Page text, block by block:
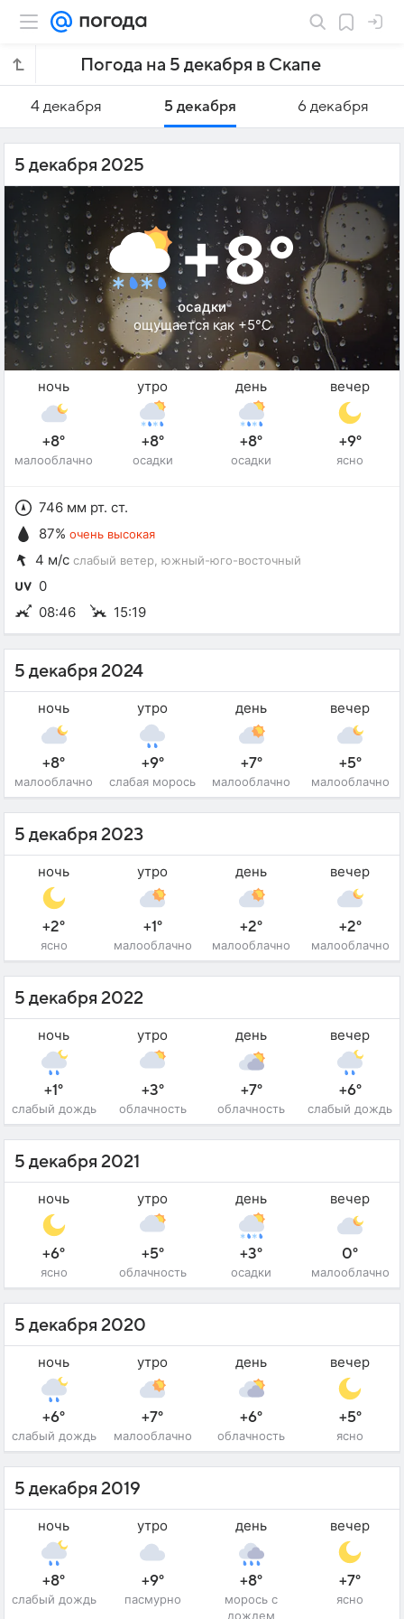
Погода на 5 декабря в Скапе
4 декабря 5 декабря 6 декабря
5 декабря 2025
+8°
осадки
ощущается как +5°C
ночь
+8°
малооблачно
утро
+8°
осадки
день
+8°
осадки
вечер
+9°
ясно
746 мм рт. ст.
87% очень высокая
4 м/с слабый ветер , южный-юго-восточный
0
08:46
15:19
5 декабря 2024
ночь
+8°
малооблачно
утро
+9°
слабая морось
день
+7°
малооблачно
вечер
+5°
малооблачно
5 декабря 2023
ночь
+2°
ясно
утро
+1°
малооблачно
день
+2°
малооблачно
вечер
+2°
малооблачно
5 декабря 2022
ночь
+1°
слабый дождь
утро
+3°
облачность
день
+7°
облачность
вечер
+6°
слабый дождь
5 декабря 2021
ночь
+6°
ясно
утро
+5°
облачность
день
+3°
осадки
вечер
0°
малооблачно
5 декабря 2020
ночь
+6°
слабый дождь
утро
+7°
малооблачно
день
+6°
облачность
вечер
+5°
ясно
5 декабря 2019
ночь
+8°
слабый дождь
утро
+9°
пасмурно
день
+8°
морось с
дождем
вечер
+7°
ясно